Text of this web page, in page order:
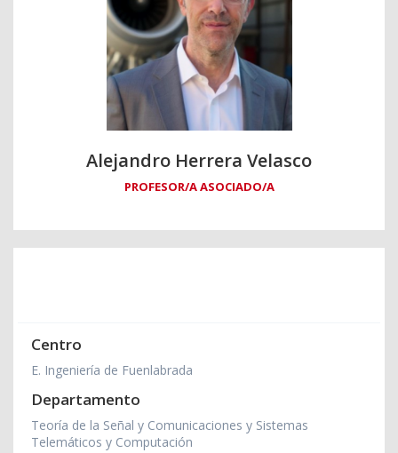
Alejandro Herrera Velasco
PROFESOR/A ASOCIADO/A
Centro
E. Ingeniería de Fuenlabrada
Departamento
Teoría de la Señal y Comunicaciones y Sistemas
Telemáticos y Computación